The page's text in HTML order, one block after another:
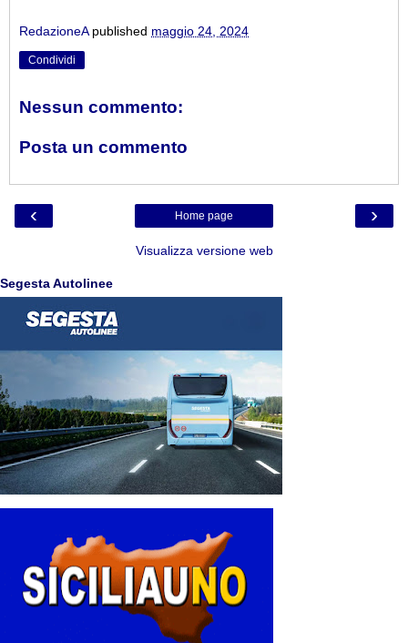
RedazioneA published maggio 24, 2024
Condividi
Nessun commento:
Posta un commento
‹ ›
Home page
Visualizza versione web
Segesta Autolinee